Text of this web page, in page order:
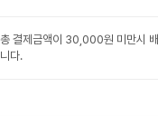
총 결제금액이 30,000원 미만시
니다.